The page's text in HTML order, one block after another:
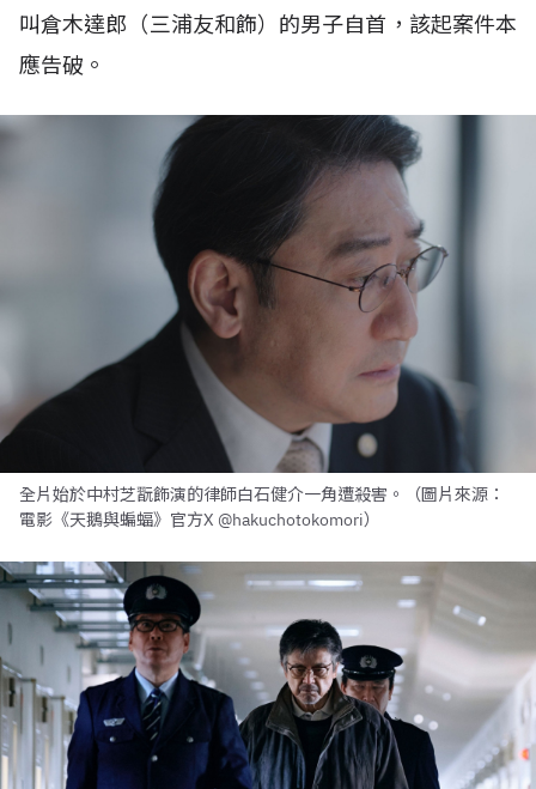
叫倉木達郎（三浦友和飾）的男子自首，該起案件本
應告破。
全片始於中村芝翫飾演的律師白石健介一角遭殺害。（圖片來源：
電影《天鵝與蝙蝠》官方X @hakuchotokomori）